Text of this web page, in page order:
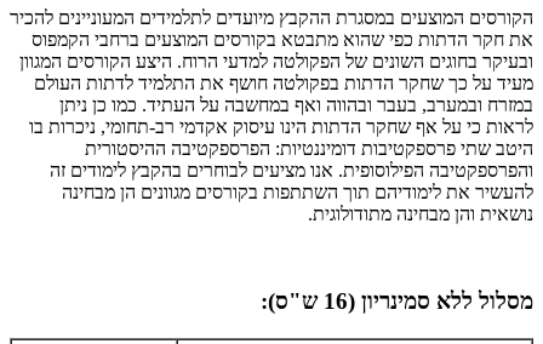
הקורסים המוצעים במסגרת ההקבץ מיועדים לתלמידים המעוניינים להכיר
את חקר הדתות כפי שהוא מתבטא בקורסים המוצעים ברחבי הקמפוס
ובעיקר בחוגים השונים של הפקולטה למדעי הרוח. היצע הקורסים המגוון
מעיד על כך שחקר הדתות בפקולטה חושף את התלמיד לדתות העולם
במזרח ובמערב, בעבר ובהווה ואף במחשבה על העתיד. כמו כן ניתן
לראות כי על אף שחקר הדתות הינו עיסוק אקדמי רב-תחומי, ניכרות בו
היטב שתי פרספקטיבות דומיננטיות: הפרספקטיבה ההיסטורית
והפרספקטיבה הפילוסופית. אנו מציעים לבוחרים בהקבץ לימודים זה
להעשיר את לימודיהם תוך השתתפות בקורסים מגוונים הן מבחינה
נושאית והן מבחינה מתודולוגית.
מסלול ללא סמינריון (16 ש"ס):